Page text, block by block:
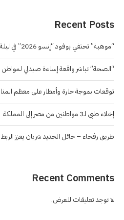
Recent Posts
“موهبة” تحتفي بوفود “إنسو 2026” في ليلة عالمية
“الصحة” تباشر واقعة إساءة صيدلي لمواطن
توقعات بموجة حارة وأمطار على معظم
إخلاء طبي لـ3 مواطنين من مصر إلى المملكة
طريق رفحاء – حائل الجديد شريان يعزز
Recent Comments
لا توجد تعليقات للعرض.